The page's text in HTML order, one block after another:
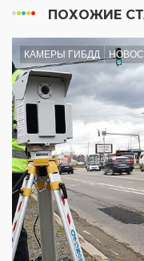
ПОХОЖИЕ
КАМЕРЫ ГИБДД